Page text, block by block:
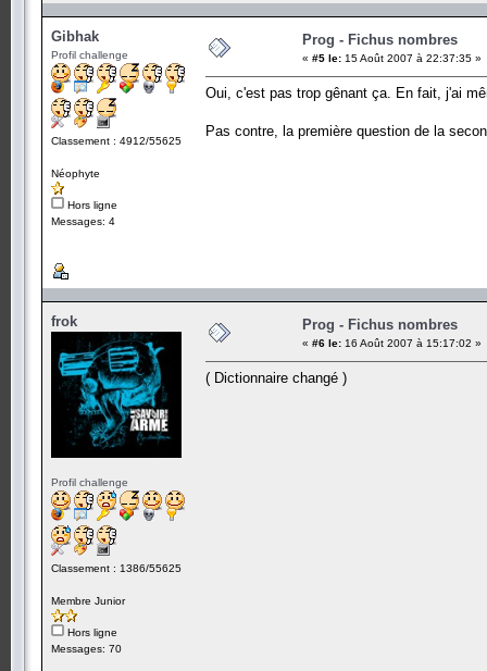
Gibhak
Profil challenge
Classement : 4912/55625
Néophyte
Hors ligne
Messages: 4
Prog - Fichus nombres
« #5 le: 15 Août 2007 à 22:37:35 »
Oui, c'est pas trop gênant ça. En fait, j'ai
Pas contre, la première question de la
frok
Profil challenge
Classement : 1386/55625
Membre Junior
Hors ligne
Messages: 70
Prog - Fichus nombres
« #6 le: 16 Août 2007 à 15:17:02 »
( Dictionnaire changé )